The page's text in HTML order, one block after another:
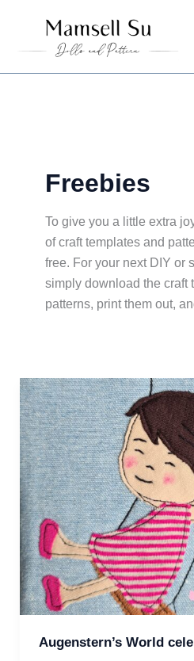
content
Freebies
To give you a little extra
of craft templates and
free. For your next DIY or
simply download the craft
patterns, print them out,
Augenstern’s World